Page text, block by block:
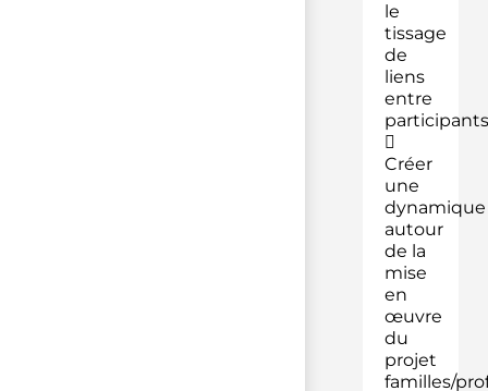
le
tissage
de
liens
entre
participants

Créer
une
dynamique
autour
de la
mise
en
œuvre
du
projet
familles/